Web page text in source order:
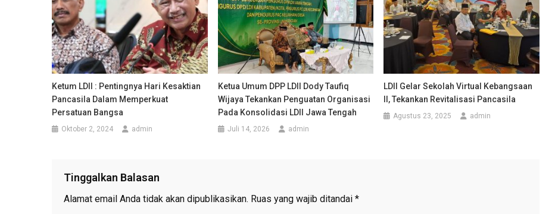
Ketum LDII : Pentingnya Hari Kesaktian
Pancasila Dalam Memperkuat
Persatuan Bangsa
Oktober 2, 2024 admin
Ketua Umum DPP LDII Dody Taufiq
Wijaya Tekankan Penguatan Organisasi
Pada Konsolidasi LDII Jawa Tengah
Juli 14, 2026 admin
LDII Gelar Sekolah Virtual Kebangsaan
II, Tekankan Revitalisasi Pancasila
Agustus 23, 2025 admin
Tinggalkan Balasan
Alamat email Anda tidak akan dipublikasikan. Ruas yang wajib ditandai *